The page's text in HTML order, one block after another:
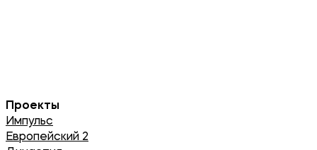
Проекты
Импульс
Европейский 2